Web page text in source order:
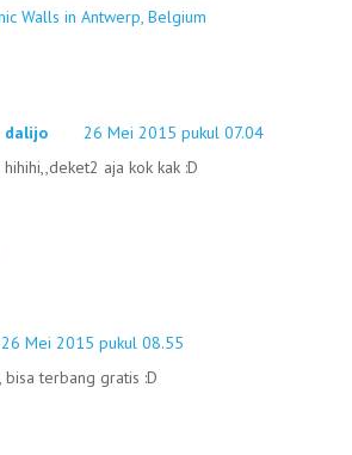
Walls in Antwerp, Belgium
dalijo
26 Mei 2015 pukul 07.04
hihihi,,deket2 aja kok kak :D
26 Mei 2015 pukul 08.55
bisa terbang gratis :D